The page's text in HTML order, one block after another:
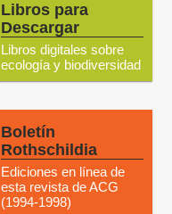
Libros para
Descargar
Libros digitales sobre
ecología y biodiversidad
Boletín
Rothschildia
Ediciones en línea de
esta revista de ACG
(1994-1998)